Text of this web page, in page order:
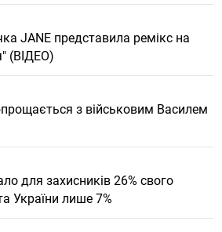
JANE представила ремікс на
(ВІДЕО)
з військовим Василем
для захисників 26% свого
України лише 7%